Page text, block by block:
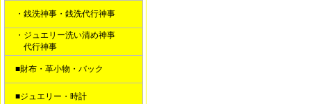
・銭洗神事・銭洗代行神事
・ジュエリー洗い清め神事
代行神事
■財布・革小物・バック
■ジュエリー・時計